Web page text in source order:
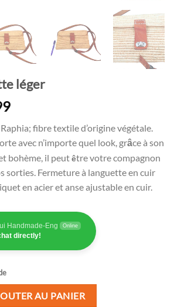
léger
Le
actuel
est :
$17.99.
fibre textile d’origine végétale.
avec n’importe quel look, grâce à son
bohème, il peutêtre votre compagnon
sorties. Fermeture à languette en cuir
en acier et anse ajustable en cuir.
Handmade-Eng Online
directly!
légerAU PANIER